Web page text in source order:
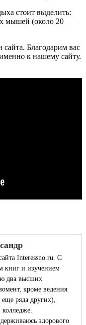
стоит выделить:
мышей (около 20
Благодарим вас
к нашему сайту.
Interessno.ru. С
книг и изучением
два высших
кроме ведения
ряда других),
здорового